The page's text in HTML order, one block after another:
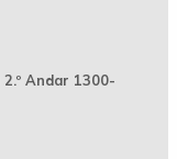
2.º Andar 1300-